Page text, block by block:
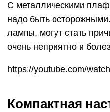
С металлическими
надо быть
лампы, могут стать
очень неприятно и
https://youtube.com/
Компактная